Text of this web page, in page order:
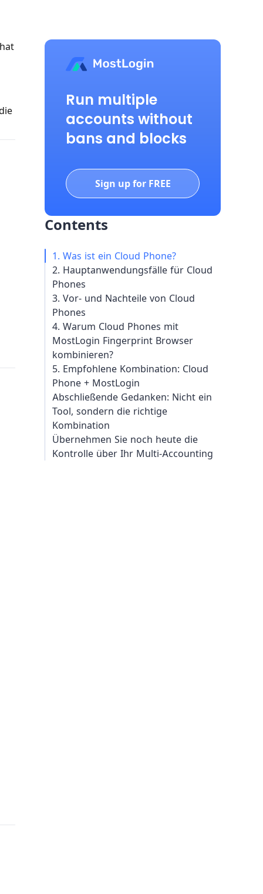
Run multiple
accounts without
bans and blocks
Sign up for FREE
Contents
1. Was ist ein Cloud Phone?
2. Hauptanwendungsfälle für Cloud
Phones
3. Vor- und Nachteile von Cloud
Phones
4. Warum Cloud Phones mit
MostLogin Fingerprint Browser
kombinieren?
5. Empfohlene Kombination: Cloud
Phone + MostLogin
Abschließende Gedanken: Nicht ein
Tool, sondern die richtige
Kombination
Übernehmen Sie noch heute die
Kontrolle über Ihr Multi-Accounting